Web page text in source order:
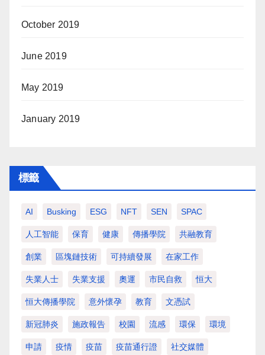
October 2019
June 2019
May 2019
January 2019
標籤
AI Busking ESG NFT SEN SPAC
人工智能 保育 健康 傳播學院 共融教育
創業 區塊鏈技術 可持續發展 在家工作
失業人士 失業支援 奧運 市民自救 恒大
恒大傳播學院 意外懷孕 教育 文憑試
新冠肺炎 施政報告 校園 流感 環保 環境
申請 疫情 疫苗 疫苗通行證 社交媒體